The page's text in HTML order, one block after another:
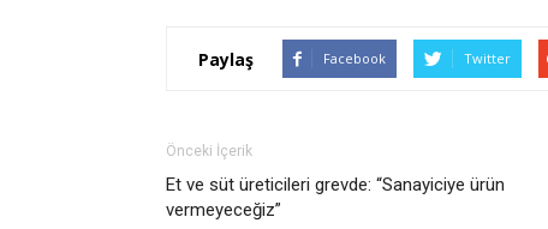
Paylaş Facebook Twitter
Önceki İçerik
Et ve süt üreticileri grevde: “Sanayiciye ürün
vermeyeceğiz”